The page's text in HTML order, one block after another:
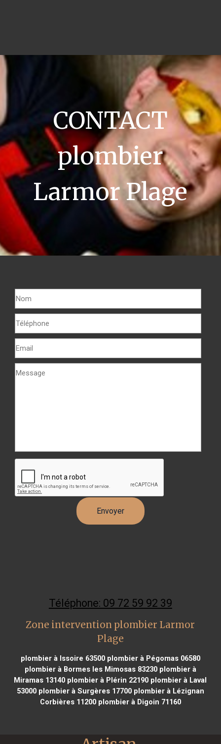
CONTACT
plombier
Larmor Plage
Téléphone: 09 72 59 92 39
Zone intervention plombier Larmor
Plage
plombier à Issoire 63500plombier à Pégomas 06580
plombier à Bormes les Mimosas 83230plombier à
Miramas 13140 plombier à Plérin 22190 plombier à Laval
53000plombier à Surgères 17700plombier à Lézignan
Corbières 11200plombier à Digoin 71160